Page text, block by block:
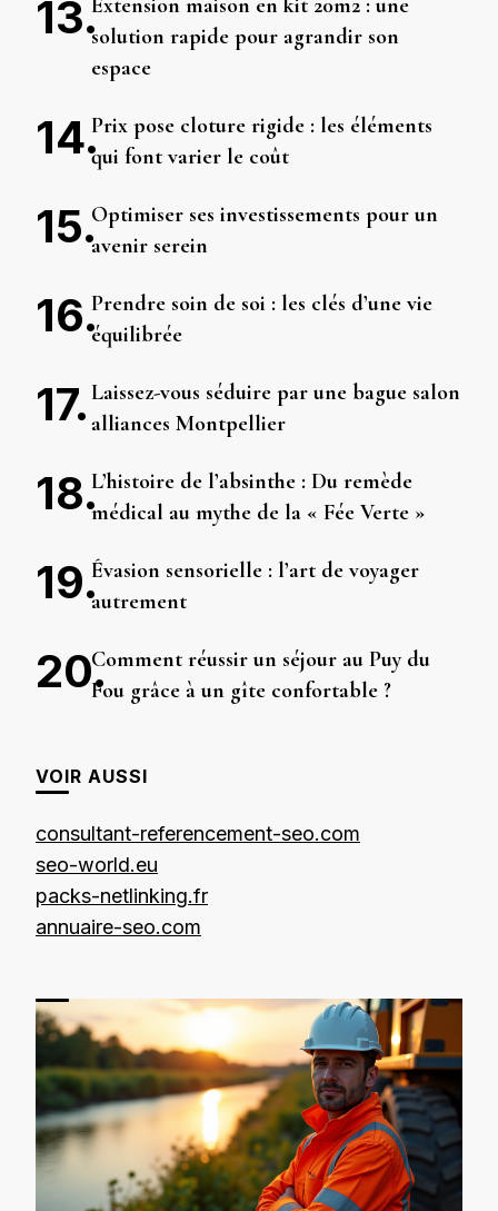
solution rapide pour agrandir son
espace
Prix pose cloture rigide : les éléments
qui font varier le coût
Optimiser ses investissements pour un
avenir serein
Prendre soin de soi : les clés d’une vie
équilibrée
Laissez-vous séduire par une bague salon
alliances Montpellier
L’histoire de l’absinthe : Du remède
médical au mythe de la « Fée Verte »
Évasion sensorielle : l’art de voyager
autrement
Comment réussir un séjour au Puy du
Fou grâce à un gîte confortable ?
VOIR AUSSI
consultant-referencement-seo.com
seo-world.eu
packs-netlinking.fr
annuaire-seo.com